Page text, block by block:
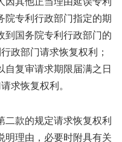
院专利行政部门指定的期
到国务院专利行政部门的
政部门请求恢复权利；
复审请求期限届满之日
求恢复权利。
二款的规定请求恢复权利
明理由，必要时附具有关